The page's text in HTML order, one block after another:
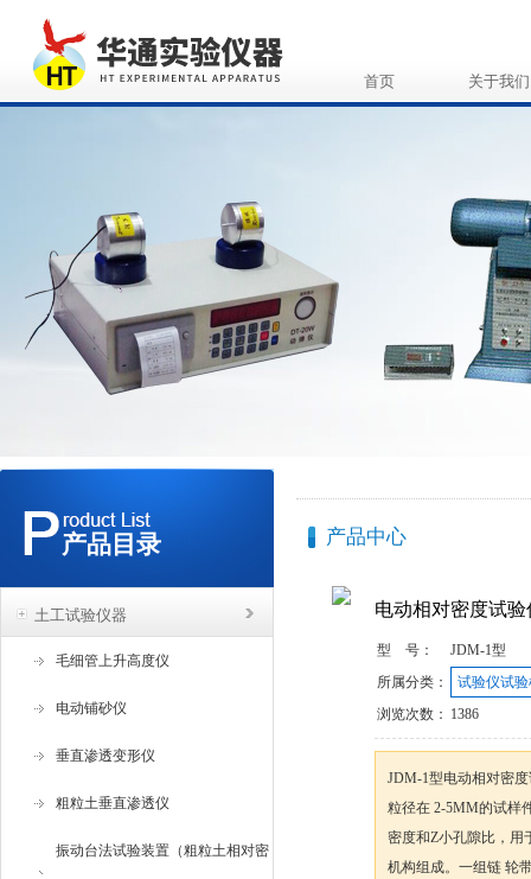
首页 关于我们
产品目录
土工试验仪器
毛细管上升高度仪
电动铺砂仪
垂直渗透变形仪
粗粒土垂直渗透仪
振动台法试验装置（粗粒土相对密
产品中心
电动相对密度试验
型 号：
JDM-1型
所属分类：
试验仪试
浏览次数： 1386
JDM-1型电动相对密
粒径在 2-5MM的试样
密度和Z小孔隙比，用
机构组成。一组链 轮